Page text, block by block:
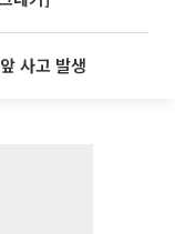
사고 발생